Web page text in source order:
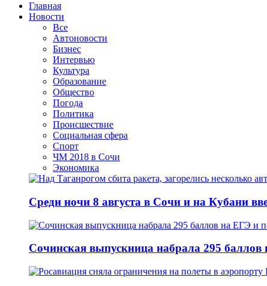
Главная
Новости
Все
Автоновости
Бизнес
Интервью
Культура
Образование
Общество
Погода
Политика
Происшествие
Социальная сфера
Спорт
ЧМ 2018 в Сочи
Экономика
Среди ночи 8 августа в Сочи и на Кубани
Сочинская выпускница набрала 295